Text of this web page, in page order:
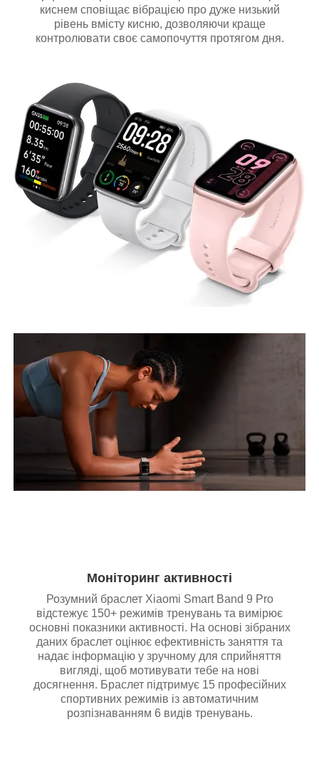
киснем сповіщає вібрацією про дуже низький
рівень вмісту кисню, дозволяючи краще
контролювати своє самопочуття протягом дня.
Моніторинг активності
Розумний браслет Xiaomi Smart Band 9 Pro
відстежує 150+ режимів тренувань та вимірює
основні показники активності. На основі зібраних
даних браслет оцінює ефективність заняття та
надає інформацію у зручному для сприйняття
вигляді, щоб мотивувати тебе на нові
досягнення. Браслет підтримує 15 професійних
спортивних режимів із автоматичним
розпізнаванням 6 видів тренувань.